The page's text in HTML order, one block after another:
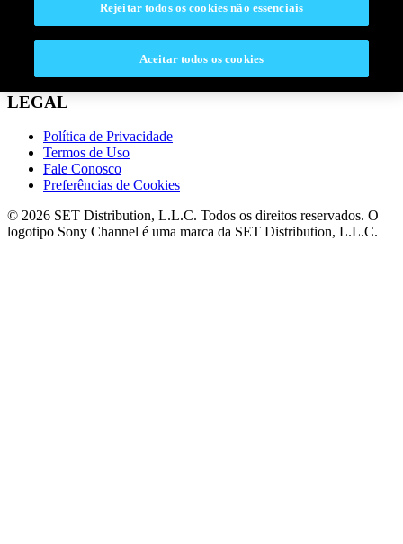
CONECTAR
Perguntas Frequentes
LEGAL
Política de Privacidade
Termos de Uso
Fale Conosco
Preferências de Cookies
© 2026 SET Distribution, L.L.C. Todos os direitos reservados. O
logotipo Sony Channel é uma marca da SET Distribution, L.L.C.
Rejeitar todos os cookies não essenciais
Aceitar todos os cookies